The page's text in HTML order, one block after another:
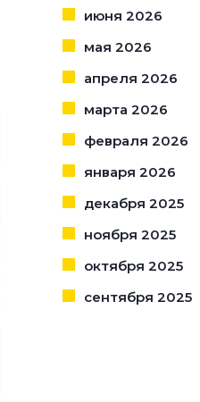
июня 2026
мая 2026
апреля 2026
марта 2026
февраля 2026
января 2026
декабря 2025
ноября 2025
октября 2025
сентября 2025